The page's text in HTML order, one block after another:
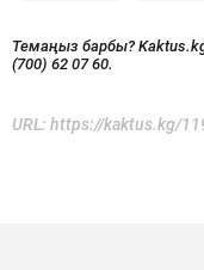
Темаңыз барбы?
(700) 62 07 60.
URL: https://kaktus.kg/